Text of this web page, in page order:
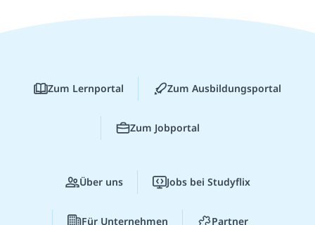
Zum Lernportal Zum Ausbildungsportal
Zum Jobportal
Über uns Jobs bei Studyflix
Für Unternehmen Partner